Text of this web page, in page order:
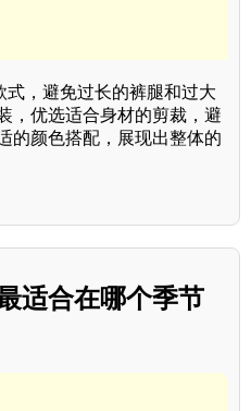
，避免过长的裤腿和过大
，优选适合身材的剪裁，避
的颜色搭配，展现出整体的
适合在哪个季节